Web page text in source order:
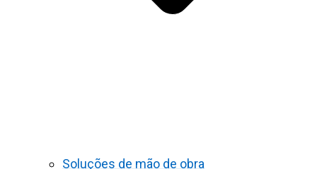
Soluções de mão de obra